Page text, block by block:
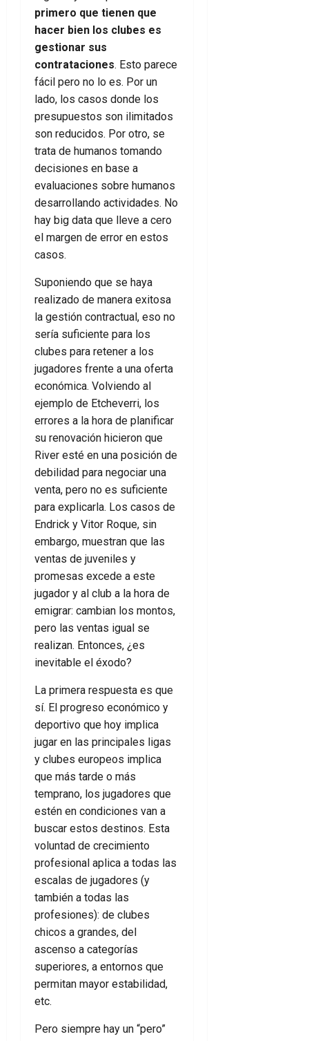
primero que tienen que
hacer bien los clubes es
gestionar sus
contrataciones. Esto parece
fácil pero no lo es. Por un
lado, los casos donde los
presupuestos son ilimitados
son reducidos. Por otro, se
trata de humanos tomando
decisiones en base a
evaluaciones sobre humanos
desarrollando actividades. No
hay big data que lleve a cero
el margen de error en estos
casos.
Suponiendo que se haya
realizado de manera exitosa
la gestión contractual, eso no
sería suficiente para los
clubes para retener a los
jugadores frente a una oferta
económica. Volviendo al
ejemplo de Etcheverri, los
errores a la hora de planificar
su renovación hicieron que
River esté en una posición de
debilidad para negociar una
venta, pero no es suficiente
para explicarla. Los casos de
Endrick y Vitor Roque, sin
embargo, muestran que las
ventas de juveniles y
promesas excede a este
jugador y al club a la hora de
emigrar: cambian los montos,
pero las ventas igual se
realizan. Entonces, ¿es
inevitable el éxodo?
La primera respuesta es que
sí. El progreso económico y
deportivo que hoy implica
jugar en las principales ligas
y clubes europeos implica
que más tarde o más
temprano, los jugadores que
estén en condiciones van a
buscar estos destinos. Esta
voluntad de crecimiento
profesional aplica a todas las
escalas de jugadores (y
también a todas las
profesiones): de clubes
chicos a grandes, del
ascenso a categorías
superiores, a entornos que
permitan mayor estabilidad,
etc.
Pero siempre hay un “pero”